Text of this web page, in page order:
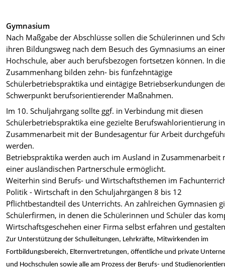
Gymnasium
Nach Maßgabe der Abschlüsse sollen die Schülerinnen und
ihren Bildungsweg nach dem Besuch des Gymnasiums an
Hochschule, aber auch berufsbezogen fortsetzen können. In
Zusammenhang bilden zehn- bis fünfzehntägige
Schülerbetriebspraktika und eintägige Betriebserkundungen
Schwerpunkt berufsorientierender Maßnahmen.
Im 10. Schuljahrgang sollte ggf. in Verbindung mit diesen
Schülerbetriebspraktika eine gezielte Berufswahlorientierung in
Zusammenarbeit mit der Bundesagentur für Arbeit
werden.
Betriebspraktika werden auch im Ausland in Zusammenarbeit
einer ausländischen Partnerschule ermöglicht.
Weiterhin sind Berufs- und Wirtschaftsthemen im
Politik - Wirtschaft in den Schuljahrgängen 8 bis 12
Pflichtbestandteil des Unterrichts. An zahlreichen Gymnasien
Schülerfirmen, in denen die Schülerinnen und Schüler das
Wirtschaftsgeschehen einer Firma selbst erfahren und
Zur Unterstützung der Schulleitungen, Lehrkräfte, Mitwirkenden im
Fortbildungsbereich, Elternvertretungen, öffentliche und private
und Hochschulen sowie alle am Prozess der Berufs- und